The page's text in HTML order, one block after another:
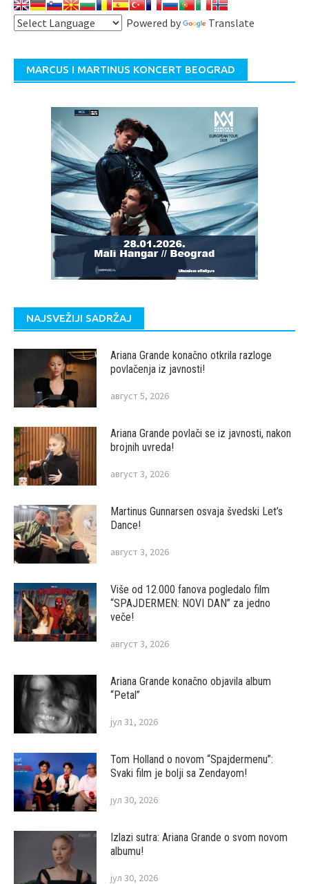
Powered by Translate
MARCUS I MARTINUS KONCERT BEOGRAD
NAJSVEŽIJI SADRŽAJ
Ariana Grande konačno otkrila razloge
povlačenja iz javnosti!
август 5, 2026
Ariana Grande povlači se iz javnosti, nakon
brojnih uvreda!
август 3, 2026
Martinus Gunnarsen osvaja švedski Let’s
Dance!
август 3, 2026
Više od 12.000 fanova pogledalo film
“SPAJDERMEN: NOVI DAN” za jedno
veče!
август 3, 2026
Ariana Grande konačno objavila album
“Petal”
јул 31, 2026
Tom Holland o novom “Spajdermenu”:
Svaki film je bolji sa Zendayom!
јул 30, 2026
Izlazi sutra: Ariana Grande o svom novom
albumu!
јул 30, 2026